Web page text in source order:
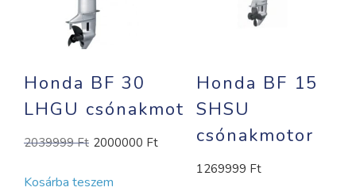
Honda BF 30
LHGU csónakmotor
2039999Ft Original
was:
2000000 FtCurrent
Kosárba teszem
Honda BF 15
SHSU
csónakmotor
1269999 Ft